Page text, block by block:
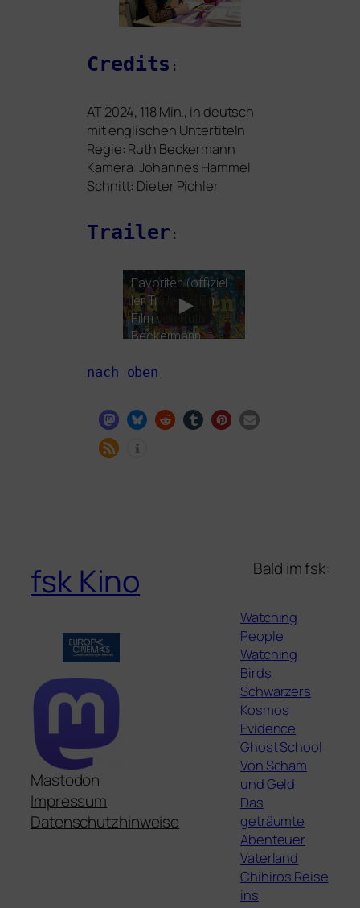
Credits :
AT2024, 118 Min., in deutsch
mit eng­li­schen Untertiteln
Regie: Ruth Beckermann
Kamera:Johannes Hammel
Schnitt: Dieter Pichler
Trailer :
Favoriten (offi­zi­el­
ler Trailer) – Ein
Film von Ruth
Beckermann
nach oben
fsk Kino
Mastodon
Impressum
Datenschutzhinweise
Bald im fsk:
Watching
People
Watching
Birds
Schwarzers
Kosmos
Evidence
Ghost School
Von Scham
und Geld
Das
geträumte
Abenteuer
Vaterland
Chihiros Reise
ins